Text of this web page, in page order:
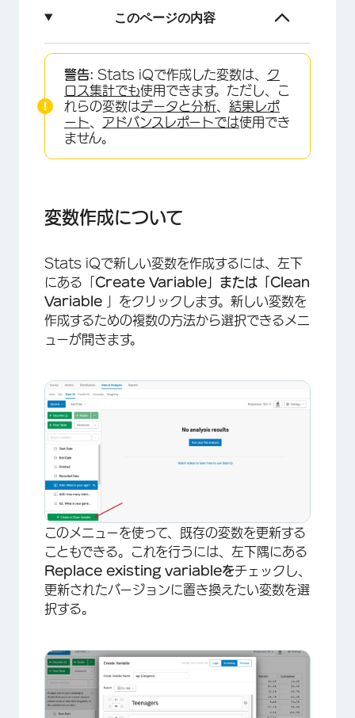
このページの内容
変数作成について
ロジック
バケット
警告: Stats iQで作成した変数は、 ク
ロス集計でも使用できます。ただし、こ
れらの変数はデータと分析
結果レポ
ート
アドバンスレポートでは使用でき
ません。
変数作成について
Stats iQで新しい変数を作成するには、左下
にある「 Create Variable」または「Clean
Variable
」をクリックします。新しい変数を
作成するための複数の方法から選択できるメニ
ューが開きます。
このメニューを使って、既存の変数を更新する
こともできる。これを行うには、左下隅にある
Replace existing variableをチェックし、
更新されたバージョンに置き換えたい変数を選
択する。